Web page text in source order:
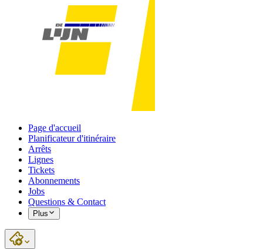
Page d'accueil
Planificateur d'itinéraire
Arrêts
Lignes
Tickets
Abonnements
Jobs
Questions & Contact
Plus